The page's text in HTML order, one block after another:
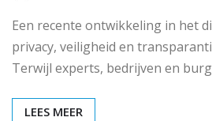
Een recente ontwikkeling in het
privacy, veiligheid en
Terwijl experts, bedrijven en
LEES MEER